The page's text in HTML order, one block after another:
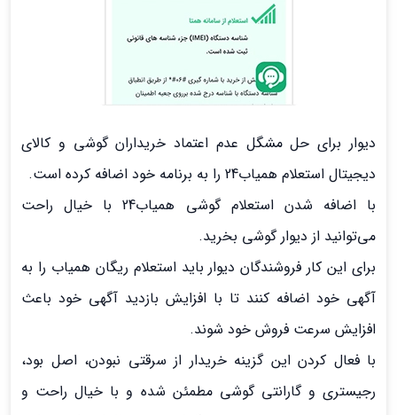
دیوار برای حل مشگل عدم اعتماد خریداران گوشی و کالای
دیجیتال استعلام همیاب24 را به برنامه خود اضافه کرده است.
با اضافه شدن استعلام گوشی همیاب24 با خیال راحت
می‌توانید از دیوار گوشی بخرید.
برای این کار فروشندگان دیوار باید استعلام ریگان همیاب را به
آگهی خود اضافه کنند تا با افزایش بازدید آگهی خود باعث
افزایش سرعت فروش خود شوند.
با فعال کردن این گزینه خریدار از سرقتی نبودن، اصل بود،
رجیستری و گارانتی گوشی مطمئن شده و با خیال راحت و